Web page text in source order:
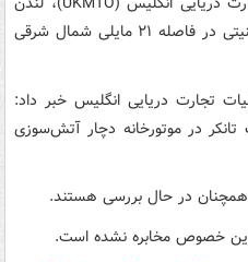
امروز پنجشنبه از وقوع یک حادثه امنیتی در فاصله ۲۱ مایلی شمال شرقی
تجارت دریایی انگلیس خبر داد:
در موتورخانه دچار آتش‌سوزی
همچنان در حال بررسی هستند.
این خصوص مخابره نشده است.